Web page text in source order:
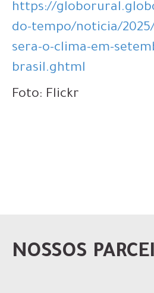
https://
do-tempo/noticia/
sera-o-clima-em-
brasil.ghtml
Foto: Flickr
NOSSOS